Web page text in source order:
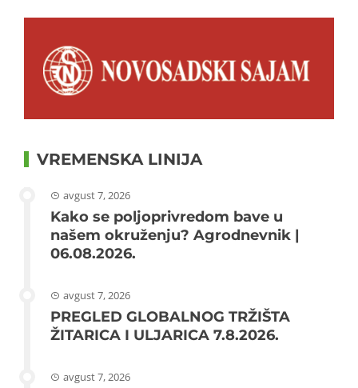
VREMENSKA LINIJA
avgust 7, 2026
Kako se poljoprivredom bave u
našem okruženju? Agrodnevnik |
06.08.2026.
avgust 7, 2026
PREGLED GLOBALNOG TRŽIŠTA
ŽITARICA I ULJARICA 7.8.2026.
avgust 7, 2026